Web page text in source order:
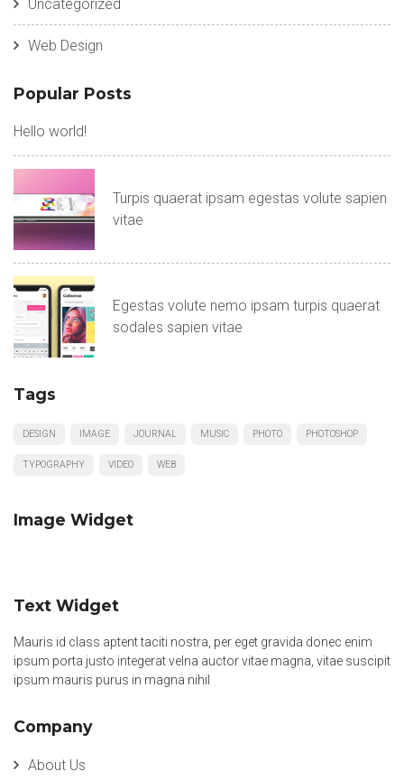
Uncategorized
Web Design
Popular Posts
Hello world!
Turpis quaerat ipsam egestas volute sapien
vitae
Egestas volute nemo ipsam turpis quaerat
sodales sapien vitae
Tags
DESIGN IMAGE JOURNAL MUSIC PHOTO PHOTOSHOP
TYPOGRAPHY VIDEO WEB
Image Widget
Text Widget
Mauris id class aptent taciti nostra, per eget gravida donec enim
ipsum porta justo integerat velna auctor vitae magna, vitae suscipit
ipsum mauris purus in magna nihil
Company
About Us